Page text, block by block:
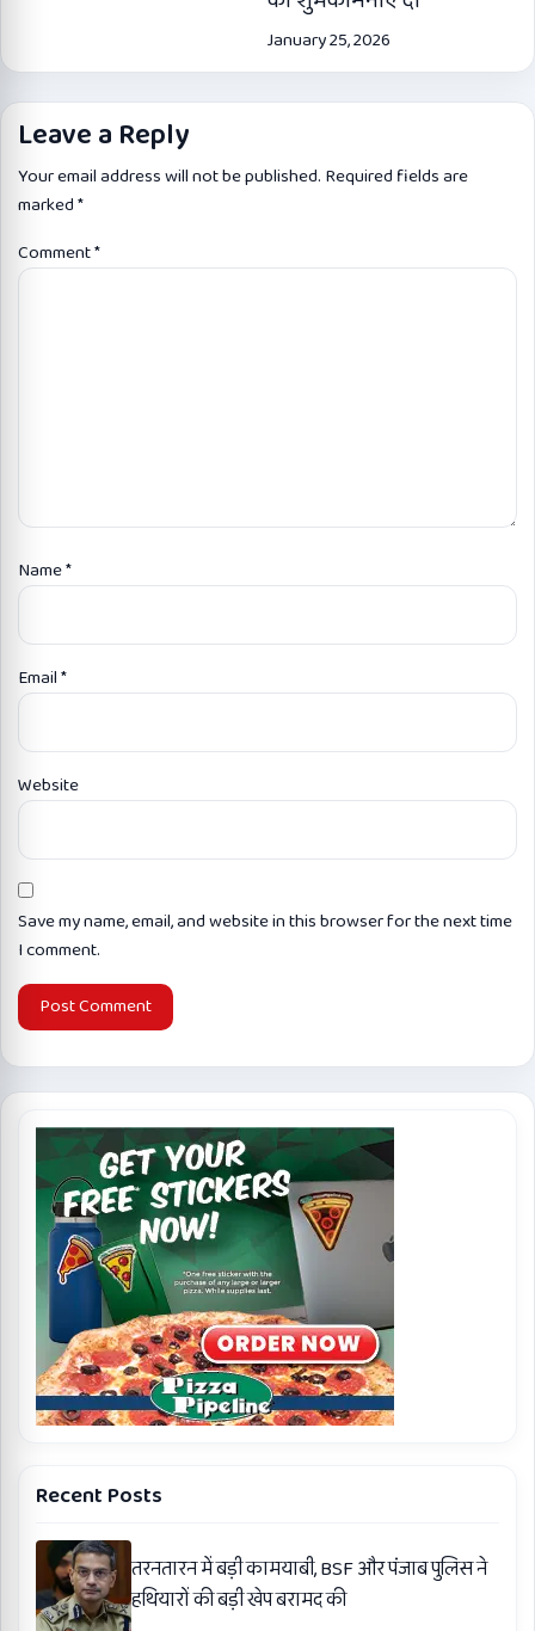
January 25, 2026
Leave a Reply
Your email address will not be published. Required fields are
marked*
Comment*
Name*
Email*
Website
Save my name, email, and website in this browser for the next time
I comment.
Recent Posts
तरनतारन में बड़ी कामयाबी, BSF और पंजाब पुलिस ने
हथियारों की बड़ी खेप बरामद की